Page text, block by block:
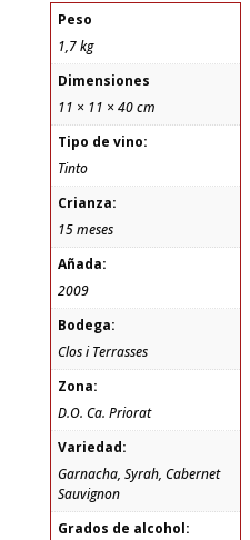
Peso
1,7 kg
Dimensiones
11 × 11 × 40 cm
Tipo de vino:
Tinto
Crianza:
15 meses
Añada:
2009
Bodega:
Clos i Terrasses
Zona:
D.O. Ca. Priorat
Variedad:
Garnacha, Syrah, Cabernet
Sauvignon
Grados de alcohol: